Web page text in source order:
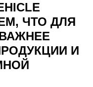
ЧТО ДЛЯ
И